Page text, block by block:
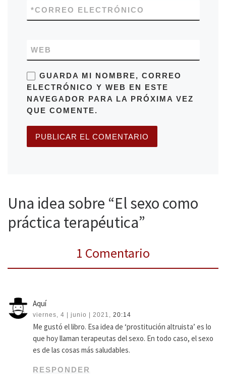
CORREO ELECTRÓNICO
*
WEB
GUARDA MI NOMBRE, CORREO
ELECTRÓNICO Y WEB EN ESTE
NAVEGADOR PARA LA PRÓXIMA VEZ
QUE COMENTE.
Una idea sobre “El sexo como
práctica terapéutica”
1 Comentario
Aquí
viernes, 4 | junio | 2021, 20:14
Me gustó el libro. Esa idea de ‘prostitución altruista’ es lo
que hoy llaman terapeutas del sexo. En todo caso, el sexo
es de las cosas más saludables.
RESPONDER